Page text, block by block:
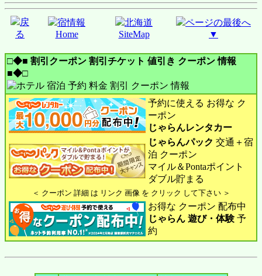
戻
る
宿情報
Home
北海道
SiteMap
ページの最後へ
▼
□◆■ 割引クーポン 割引チケット 値引き クーポン 情報
■◆□
予約に使える お得な ク
ーポン
じゃらんレンタカー
じゃらんパック 交通＋宿
泊 クーポン
マイル＆Pontaポイント
ダブル貯まる
＜ クーポン 詳細 は リンク 画像 を クリック して下さい ＞
お得な クーポン 配布中
じゃらん 遊び・体験予
約